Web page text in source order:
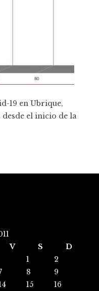
19 en Ubrique,
desde el inicio de la
V S
D
1
2
8
9
15
16